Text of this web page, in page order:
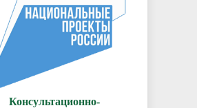
Консультационно-